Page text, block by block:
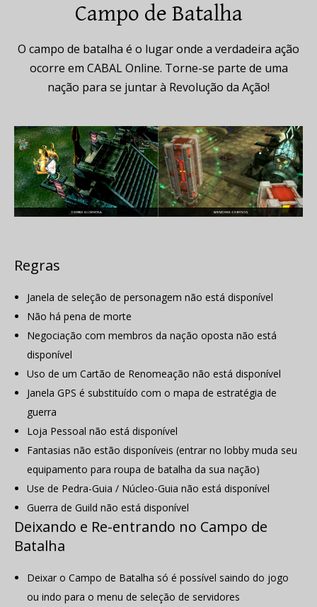
Campo de Batalha
O campo de batalha é o lugar onde a verdadeira ação
ocorre em CABAL Online. Torne-se parte de uma
nação para se juntar à Revolução da Ação!
Regras
Janela de seleção de personagem não está disponível
Não há pena de morte
Negociação com membros da nação oposta não está
disponível
Uso de um Cartão de Renomeação não está disponível
Janela GPS é substituído com o mapa de estratégia de
guerra
Loja Pessoal não está disponível
Fantasias não estão disponíveis (entrar no lobby muda seu
equipamento para roupa de batalha da sua nação)
Use de Pedra-Guia / Núcleo-Guia não está disponível
Guerra de Guild não está disponível
Deixando e Re-entrando no Campo de
Batalha
Deixar o Campo de Batalha só é possível saindo do jogo
ou indo para o menu de seleção de servidores